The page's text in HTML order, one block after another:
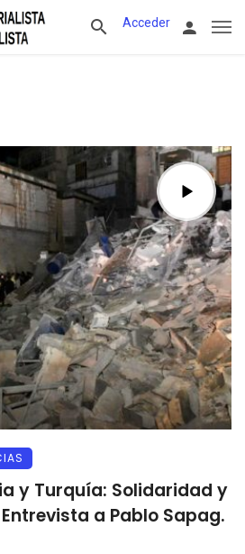
Acceder
y Turquía: Solidaridad y
a Pablo Sapag.